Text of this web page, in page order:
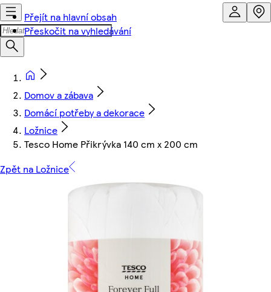
Přejít na hlavní obsah
Přeskočit na vyhledávání
Domov a zábava
Domácí potřeby a dekorace
Ložnice
Tesco Home Přikrývka 140 cm x 200 cm
Zpět na Ložnice